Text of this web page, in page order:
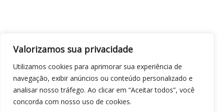
Valorizamos sua privacidade
Utilizamos cookies para aprimorar sua experiência de
navegação, exibir anúncios ou conteúdo personalizado e
analisar nosso tráfego. Ao clicar em “Aceitar todos”, você
concorda com nosso uso de cookies.